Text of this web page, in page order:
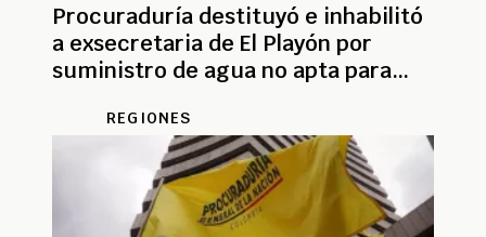
Procuraduría destituyó e inhabilitó
a exsecretaria de El Playón por
suministro de agua no apta para
REGIONES